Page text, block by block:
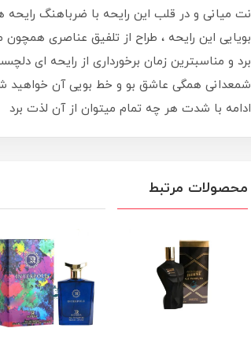
نت میانی و در قلب این رایحه با ضرباهنگ
بویایی این رایحه ، طراح از تلفیق عناصری
برد و مناسبترین زمان برخورداری از رایحه ای
شمعدانی همگی عاشق بو و خط بویی آن خواهید شد
ادامه با شدت هر چه تمام میتوان از آن لذت برد
محصولات مرتبط